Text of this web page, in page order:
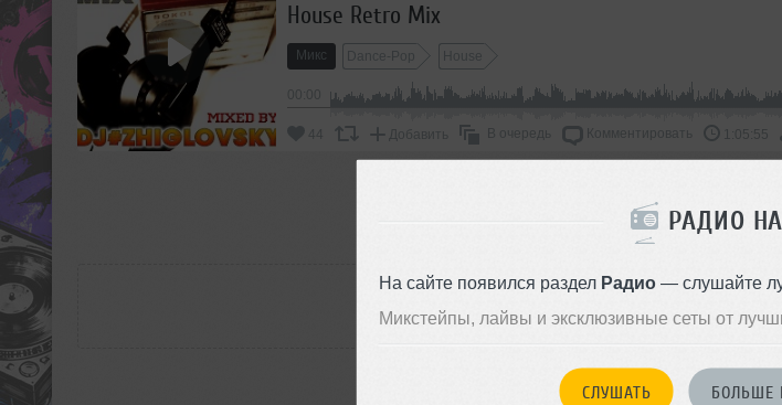
РАДИО НА
На сайте появился раздел Радио— слушайте
Микстейпы, лайвы и эксклюзивные сеты от
СЛУШАТЬ БОЛЬШЕ
House Retro Mix
Микс Dance-Pop House
Добавить В очередь Комментировать 1:05:55
ПОДДЕРЖАТЬ АРТИСТА